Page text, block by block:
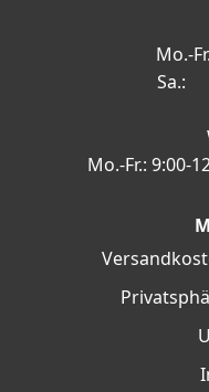
Mo.-
Sa.:
Mo.-Fr.: 9:00-